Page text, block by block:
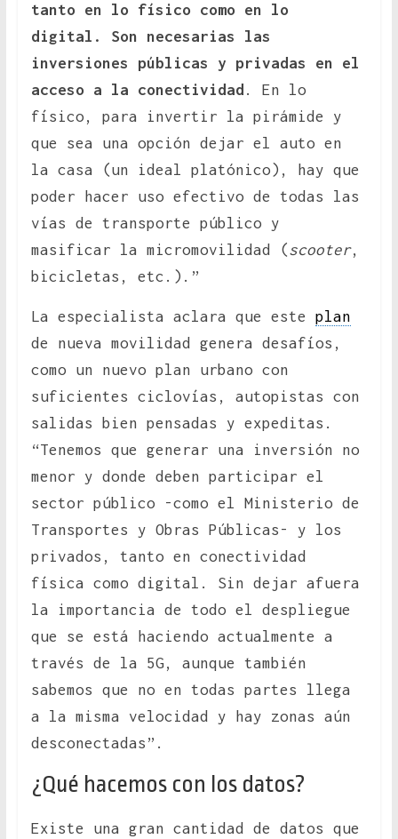
tanto en lo físico como en lo
digital. Son necesarias las
inversiones públicas y privadas en el
acceso a la conectividad . En lo
físico, para invertir la pirámide y
que sea una opción dejar el auto en
la casa (un ideal platónico), hay que
poder hacer uso efectivo de todas las
vías de transporte público y
masificar la micromovilidad (scooter,
bicicletas, etc.).”
La especialista aclara que este plan
de nueva movilidad genera desafíos,
como un nuevo plan urbano con
suficientes ciclovías, autopistas con
salidas bien pensadas y expeditas.
“Tenemos que generar una inversión no
menor y donde deben participar el
sector público -como el Ministerio de
Transportes y Obras Públicas- y los
privados, tanto en conectividad
física como digital. Sin dejar afuera
la importancia de todo el despliegue
que se está haciendo actualmente a
través de la 5G, aunque también
sabemos que no en todas partes llega
a la misma velocidad y hay zonas aún
desconectadas”.
¿Qué hacemos con los datos?
Existe una gran cantidad de datos que